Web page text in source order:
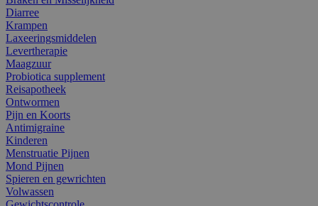
Diarree
Krampen
Laxeeringsmiddelen
Levertherapie
Maagzuur
Probiotica supplement
Reisapotheek
Ontwormen
Pijn en Koorts
Antimigraine
Kinderen
Menstruatie Pijnen
Mond Pijnen
Spieren en gewrichten
Volwassen